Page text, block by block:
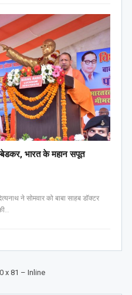
भारत के महान सपूत
ने सोमवार को बाबा साहब डॉक्टर